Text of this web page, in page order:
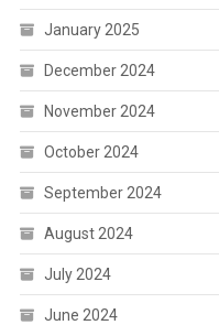
January 2025
December 2024
November 2024
October 2024
September 2024
August 2024
July 2024
June 2024